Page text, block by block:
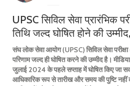
UPSC सिविल सेवा प्रारंभिक
तिथि जल्द घोषित होने की
संघ लोक सेवा आयोग (UPSC) सिविल सेवा
परिणाम जल्द ही घोषित करने की उम्मीद है।
जुलाई 2024 के पहले सप्ताह में घोषित किए जा
आधिकारिक रूप से तारीख और समय की पुष्टि नहीं